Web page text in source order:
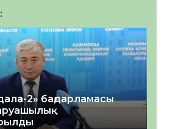
2» бағдарламасы